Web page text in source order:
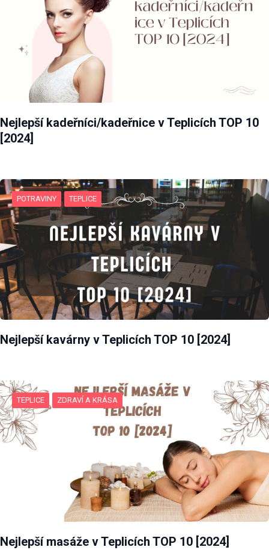
Nejlepší kadeřníci/kadeřnice v Teplicích TOP 10
[2024]
POTRAVINY TEPLICE
Nejlepší kavárny v Teplicích TOP 10 [2024]
TEPLICE ZDRAVÍ A KRÁSA
Nejlepší masáže v Teplicích TOP 10 [2024]